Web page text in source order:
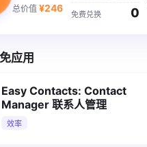
总价值 ¥246
免费兑换 0
应用
Easy Contacts: Contact
Manager 联系人管理
效率